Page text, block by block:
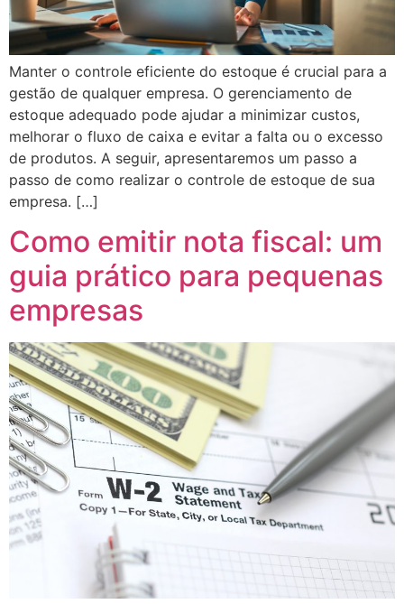
al
Manter o controle eficiente do estoque é crucial para a
gestão de qualquer empresa. O gerenciamento de
estoque adequado pode ajudar a minimizar custos,
melhorar o fluxo de caixa e evitar a falta ou o excesso
de produtos. A seguir, apresentaremos um passo a
passo de como realizar o controle de estoque de sua
empresa. […]
Como emitir nota fiscal: um
guia prático para pequenas
empresas